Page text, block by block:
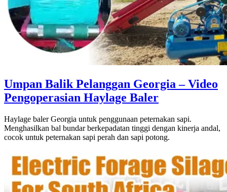
Umpan Balik Pelanggan Georgia – Video
Pengoperasian Haylage Baler
Haylage baler Georgia untuk penggunaan peternakan sapi.
Menghasilkan bal bundar berkepadatan tinggi dengan kinerja andal,
cocok untuk peternakan sapi perah dan sapi potong.